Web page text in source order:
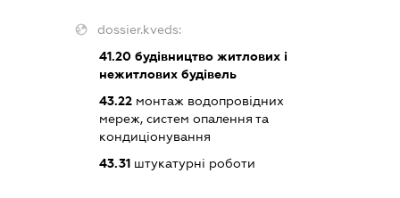
dossier.kveds:
41.20будівництво житлових і
нежитлових будівель
43.22монтаж водопровідних
мереж, систем опалення та
кондиціонування
43.31штукатурні роботи